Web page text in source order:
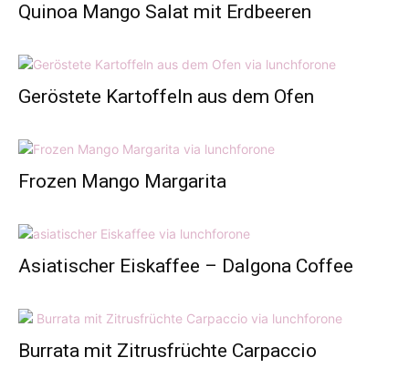
Quinoa Mango Salat mit Erdbeeren
Geröstete Kartoffeln aus dem Ofen
Frozen Mango Margarita
Asiatischer Eiskaffee – Dalgona Coffee
Burrata mit Zitrusfrüchte Carpaccio